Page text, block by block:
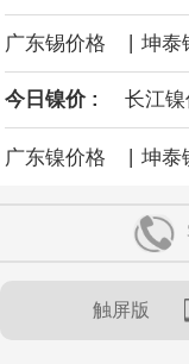
核心技术和
（含境内发
广东锡价格 坤泰
今日镍价 : 长江
广东镍价格 | 坤泰
触屏版